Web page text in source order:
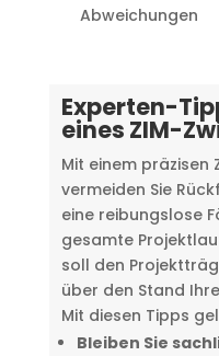
Abweichungen
Experten-
eines ZIM-
Mit einem präzisen
vermeiden Sie
eine reibungslose
gesamte
soll den
über den Stand
Mit diesen Tipps
Bleiben Sie